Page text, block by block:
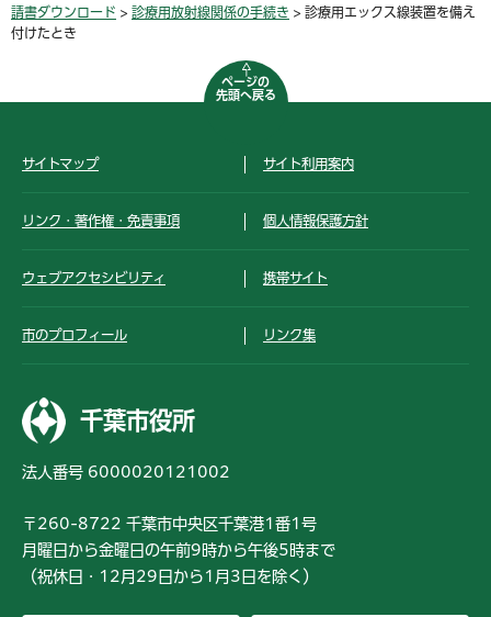
請書ダウンロード > 診療用放射線関係の手続き > 診療用エックス線装置を備え
付けたとき
ページの
先頭へ戻る
サイトマップ サイト利用案内
リンク・著作権・免責事項 個人情報保護方針
ウェブアクセシビリティ 携帯サイト
市のプロフィール リンク集
千葉市役所
法人番号 6000020121002
〒260-8722 千葉市中央区千葉港1番1号
月曜日から金曜日の午前9時から午後5時まで
（祝休日・12月29日から1月3日を除く）